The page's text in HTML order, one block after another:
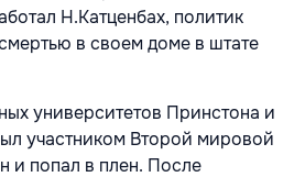
Н.Катценбах, политик
в своем доме в штате
университетов Принстона и
участником Второй мировой
и попал в плен. После